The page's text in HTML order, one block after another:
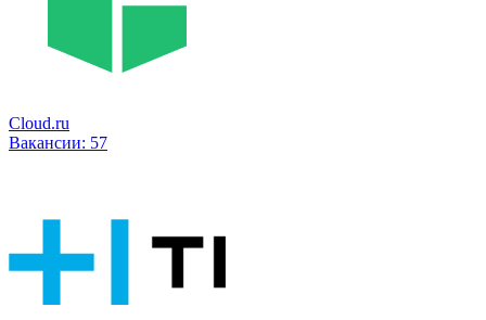
Cloud.ru
Вакансии: 57